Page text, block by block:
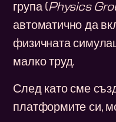
група (Physics
автоматично да
физичната
малко труд.
След като сме
платформите си,